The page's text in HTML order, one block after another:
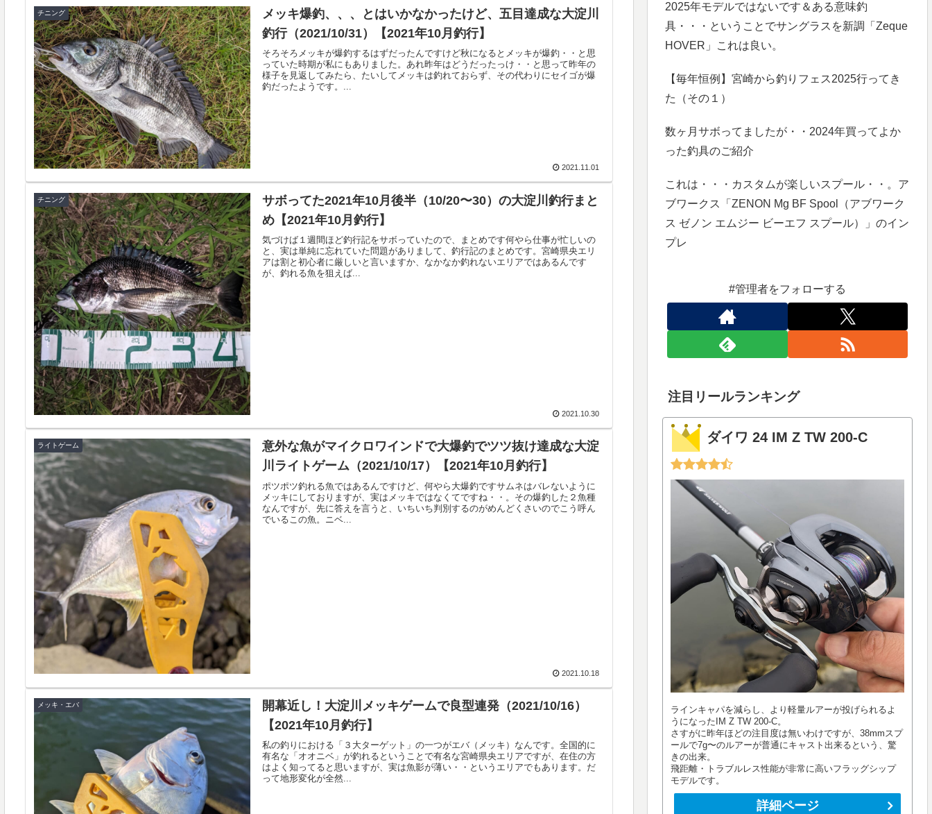
チニング
メッキ爆釣、、、とはいかなかったけど、五目達成な大淀川
釣行（2021/10/31）【2021年10月釣行】
そろそろメッキが爆釣するはずだったんですけど秋になるとメッキが爆釣・・と思
っていた時期が私にもありました。あれ昨年はどうだったっけ・・と思って昨年の
様子を見返してみたら、たいしてメッキは釣れておらず、その代わりにセイゴが爆
釣だったようです。...
2021.11.01
チニング
サボってた2021年10月後半（10/20〜30）の大淀川釣行まと
め【2021年10月釣行】
気づけば１週間ほど釣行記をサボっていたので、まとめです何やら仕事が忙しいの
と、実は単純に忘れていた問題がありまして、釣行記のまとめです。宮崎県央エリ
アは割と初心者に厳しいと言いますか、なかなか釣れないエリアではあるんです
が、釣れる魚を狙えば...
2021.10.30
ライトゲーム
意外な魚がマイクロワインドで大爆釣でツツ抜け達成な大淀
川ライトゲーム（2021/10/17）【2021年10月釣行】
ポツポツ釣れる魚ではあるんですけど、何やら大爆釣ですサムネはバレないように
メッキにしておりますが、実はメッキではなくてですね・・。その爆釣した２魚種
なんですが、先に答えを言うと、いちいち判別するのがめんどくさいのでこう呼ん
でいるこの魚。ニベ...
2021.10.18
メッキ・エバ
開幕近し！大淀川メッキゲームで良型連発（2021/10/16）
【2021年10月釣行】
私の釣りにおける「３大ターゲット」の一つがエバ（メッキ）なんです。全国的に
有名な「オオニベ」が釣れるということで有名な宮崎県央エリアですが、在住の方
はよく知ってると思いますが、実は魚影が薄い・・というエリアでもあります。だ
って地形変化が全然...
2025年モデルではないです＆ある意味釣
具・・・ということでサングラスを新調「Zeque
HOVER」これは良い。
【毎年恒例】宮崎から釣りフェス2025行ってき
た（その１）
数ヶ月サボってましたが・・2024年買ってよか
った釣具のご紹介
これは・・・カスタムが楽しいスプール・・。ア
ブワークス「ZENON Mg BF Spool（アブワーク
ス ゼノン エムジー ビーエフ スプール）」のイン
プレ
#管理者をフォローする
注目リールランキング
ダイワ 24 IM Z TW 200-C
ラインキャパを減らし、より軽量ルアーが投げられるよ
うになったIM Z TW 200-C。
さすがに昨年ほどの注目度は無いわけですが、38mmスプ
ールで7g〜のルアーが普通にキャスト出来るという、驚
きの出来。
飛距離・トラブルレス性能が非常に高いフラッグシップ
モデルです。
詳細ページ